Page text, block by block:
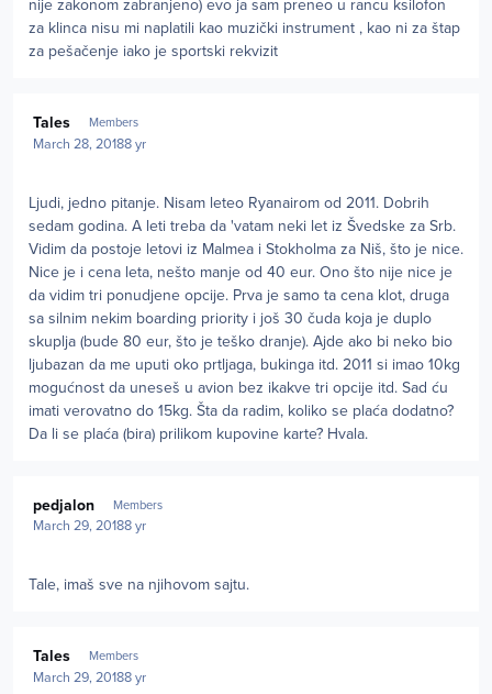
nije zakonom zabranjeno) evo ja sam preneo u rancu ksilofon
za klinca nisu mi naplatili kao muzički instrument , kao ni za štap
za pešačenje iako je sportski rekvizit
Tales Members
March 28, 20188 yr
Ljudi, jedno pitanje. Nisam leteo Ryanairom od 2011. Dobrih
sedam godina. A leti treba da 'vatam neki let iz Švedske za Srb.
Vidim da postoje letovi iz Malmea i Stokholma za Niš, što je nice.
Nice je i cena leta, nešto manje od 40 eur. Ono što nije nice je
da vidim tri ponudjene opcije. Prva je samo ta cena klot, druga
sa silnim nekim boarding priority i još 30 čuda koja je duplo
skuplja (bude 80 eur, što je teško dranje). Ajde ako bi neko bio
ljubazan da me uputi oko prtljaga, bukinga itd. 2011 si imao 10kg
mogućnost da uneseš u avion bez ikakve tri opcije itd. Sad ću
imati verovatno do 15kg. Šta da radim, koliko se plaća dodatno?
Da li se plaća (bira) prilikom kupovine karte? Hvala.
pedjalon Members
March 29, 20188 yr
Tale, imaš sve na njihovom sajtu.
Tales Members
March 29, 20188 yr